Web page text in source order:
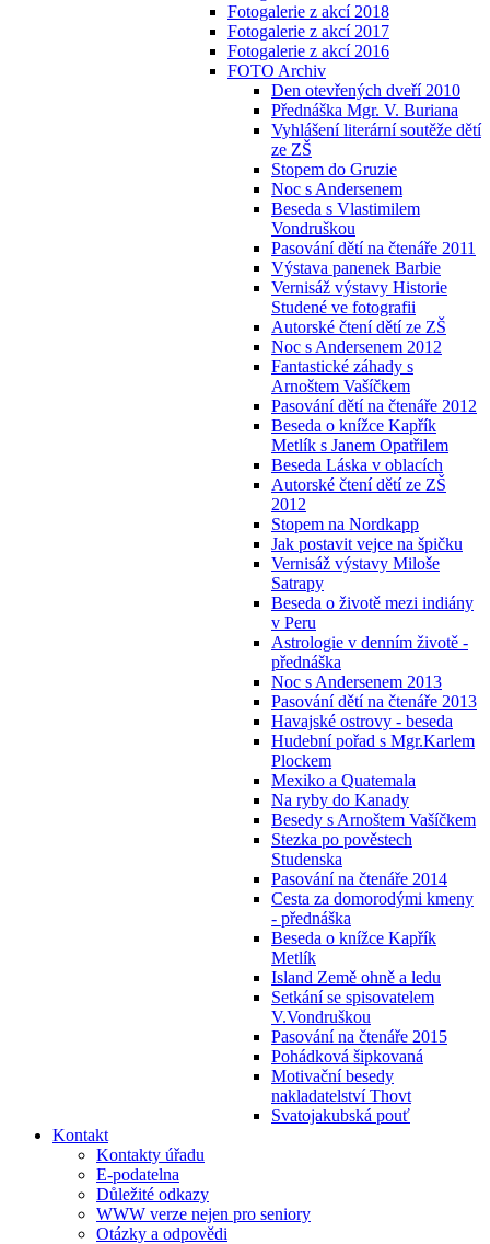
Fotogalerie z akcí 2018
Fotogalerie z akcí 2017
Fotogalerie z akcí 2016
FOTO Archiv
Den otevřených dveří 2010
Přednáška Mgr. V. Buriana
Vyhlášení literární soutěže dětí
ze ZŠ
Stopem do Gruzie
Noc s Andersenem
Beseda s Vlastimilem
Vondruškou
Pasování dětí na čtenáře 2011
Výstava panenek Barbie
Vernisáž výstavy Historie
Studené ve fotografii
Autorské čtení dětí ze ZŠ
Noc s Andersenem 2012
Fantastické záhady s
Arnoštem Vašíčkem
Pasování dětí na čtenáře 2012
Beseda o knížce Kapřík
Metlík s Janem Opatřilem
Beseda Láska v oblacích
Autorské čtení dětí ze ZŠ
2012
Stopem na Nordkapp
Jak postavit vejce na špičku
Vernisáž výstavy Miloše
Satrapy
Beseda o životě mezi indiány
v Peru
Astrologie v denním životě -
přednáška
Noc s Andersenem 2013
Pasování dětí na čtenáře 2013
Havajské ostrovy - beseda
Hudební pořad s Mgr.Karlem
Plockem
Mexiko a Quatemala
Na ryby do Kanady
Besedy s Arnoštem Vašíčkem
Stezka po pověstech
Studenska
Pasování na čtenáře 2014
Cesta za domorodými kmeny
- přednáška
Beseda o knížce Kapřík
Metlík
Island Země ohně a ledu
Setkání se spisovatelem
V.Vondruškou
Pasování na čtenáře 2015
Pohádková šipkovaná
Motivační besedy
nakladatelství Thovt
Svatojakubská pouť
Kontakt
Kontakty úřadu
E-podatelna
Důležité odkazy
WWW verze nejen pro seniory
Otázky a odpovědi